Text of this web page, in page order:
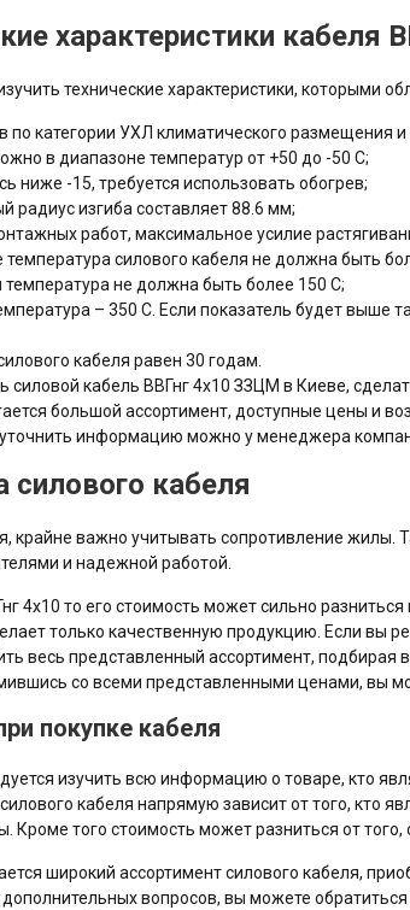
характеристики кабеля
технические характеристики, которыми
по категории УХЛ климатического размещения
в диапазоне температур от +50 до -50 С;
ниже -15, требуется использовать обогрев;
изгиба составляет 88.6 мм;
работ, максимальное усилие
температура силового кабеля не должна быть
не должна быть более 150 С;
– 350 С. Если показатель будет выше
кабеля равен 30 годам.
силовой кабель ВВГнг 4х10 ЗЗЦМ в Киеве,
большой ассортимент, доступные цены и
информацию можно у менеджера
кабеля
крайне важно учитывать сопротивление жилы.
и надежной работой.
4х10 то его стоимость может сильно
только качественную продукцию. Если вы
весь представленный ассортимент,
со всеми представленными ценами, вы
покупке кабеля
изучить всю информацию о товаре, кто
кабеля напрямую зависит от того, кто
Кроме того стоимость может разниться от
широкий ассортимент силового кабеля,
вопросов, вы можете